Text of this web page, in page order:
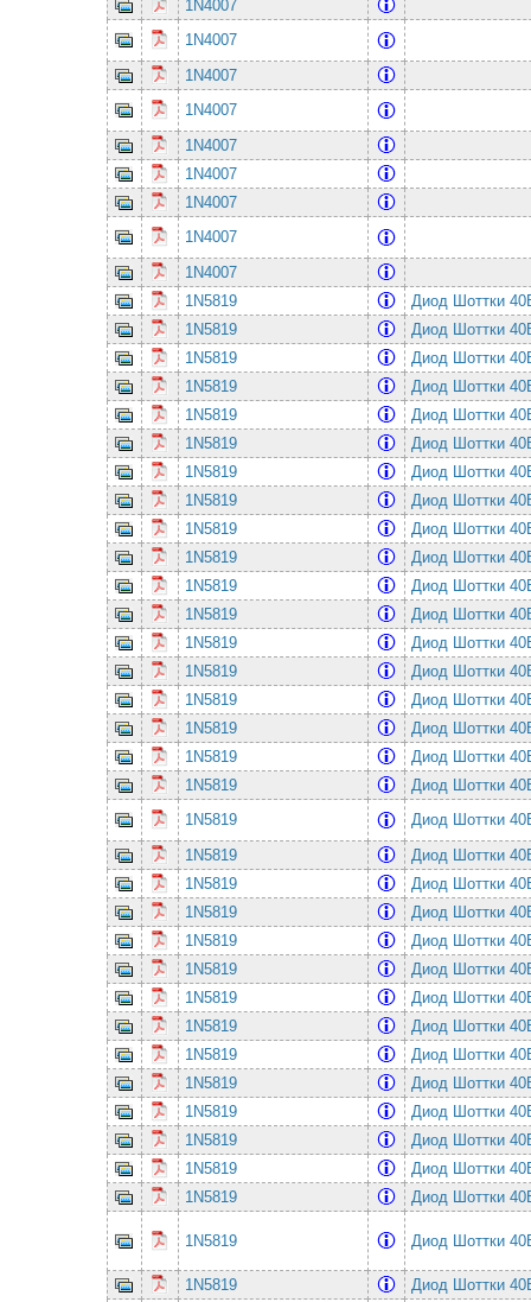
1N4007
1N4007
1N4007
1N4007
1N4007
1N4007
1N4007
1N4007
1N4007
1N5819
Диод Шоттки
1N5819
Диод Шоттки
1N5819
Диод Шоттки
1N5819
Диод Шоттки
1N5819
Диод Шоттки
1N5819
Диод Шоттки
1N5819
Диод Шоттки
1N5819
Диод Шоттки
1N5819
Диод Шоттки
1N5819
Диод Шоттки
1N5819
Диод Шоттки
1N5819
Диод Шоттки
1N5819
Диод Шоттки
1N5819
Диод Шоттки
1N5819
Диод Шоттки
1N5819
Диод Шоттки
1N5819
Диод Шоттки
1N5819
Диод Шоттки
1N5819
Диод Шоттки
1N5819
Диод Шоттки
1N5819
Диод Шоттки
1N5819
Диод Шоттки
1N5819
Диод Шоттки
1N5819
Диод Шоттки
1N5819
Диод Шоттки
1N5819
Диод Шоттки
1N5819
Диод Шоттки
1N5819
Диод Шоттки
1N5819
Диод Шоттки
1N5819
Диод Шоттки
1N5819
Диод Шоттки
1N5819
Диод Шоттки
1N5819 Диод Шоттки
1N5819
Диод Шоттки